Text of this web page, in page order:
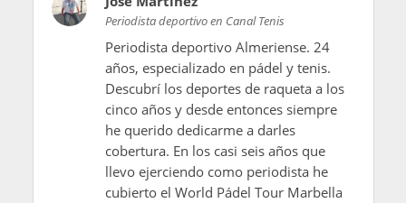
Periodista deportivo en Canal Tenis
Periodista deportivo Almeriense. 24
años, especializado en pádel y tenis.
Descubrí los deportes de raqueta a los
cinco años y desde entonces siempre
he querido dedicarme a darles
cobertura. En los casi seis años que
llevo ejerciendo como periodista he
cubierto el World Pádel Tour Marbella